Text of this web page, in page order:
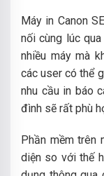
Máy in Canon
nối cùng lúc
nhiều máy mà
các user có thể
nhu cầu in báo
đình sẽ rất phù
Phần mềm trên
diện so với thế